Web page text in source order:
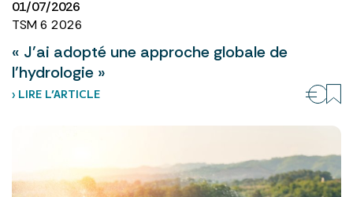
01/07/2026
TSM 6 2026
« J’ai adopté une approche globale de
l’hydrologie »
› LIRE L’ARTICLE